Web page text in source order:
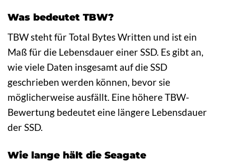
Was bedeutet TBW?
TBW steht für Total Bytes Written und ist ein
Maß für die Lebensdauer einer SSD. Es gibt an,
wie viele Daten insgesamt auf die SSD
geschrieben werden können, bevor sie
möglicherweise ausfällt. Eine höhere TBW-
Bewertung bedeutet eine längere Lebensdauer
der SSD.
Wie lange hält die Seagate